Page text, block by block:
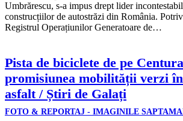
Umbrărescu, s-a impus drept lider
construcțiilor de autostrăzi din România.
Registrul Operațiunilor Generatoare de…
Pista de biciclete de pe
promisiunea mobilității verzi
asfalt / Știri de Galați
FOTO & REPORTAJ - IMAGINILE